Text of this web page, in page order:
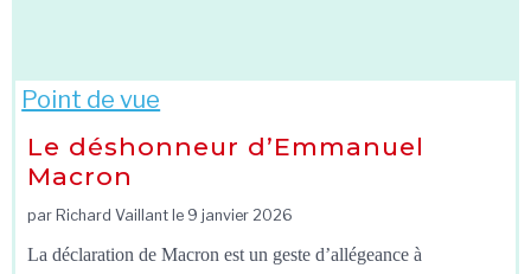
Point de vue
Le déshonneur d’Emmanuel
Macron
par Richard Vaillant le 9 janvier 2026
La déclaration de Macron est un geste d’allégeance à